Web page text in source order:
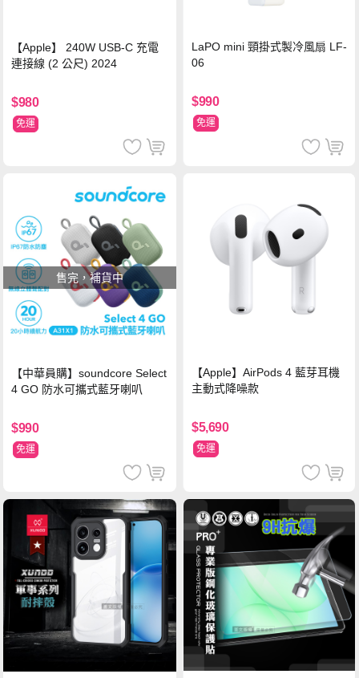
【Apple】 240W USB-C 充電
連接線 (2 公尺) 2024
$980
免運
LaPO mini 頸掛式製冷風扇 LF-
06
$990
免運
售完，補貨中
【中華員購】soundcore Select
4 GO 防水可攜式藍牙喇叭
$990
免運
【Apple】AirPods 4 藍芽耳機
主動式降噪款
$5,690
免運